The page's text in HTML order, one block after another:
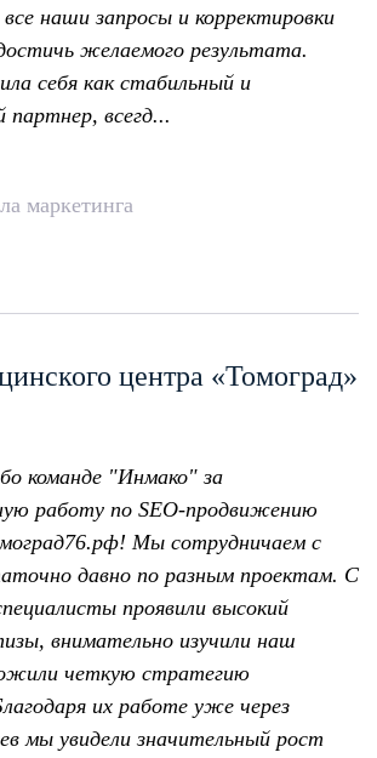
наши запросы и корректировки
желаемого результата.
себя как стабильный и
всегд...
маркетинга
центра «Томоград»
команде "Инмако" за
работу по SEO-продвижению
Мы сотрудничаем с
давно по разным проектам. С
проявили высокий
внимательно изучили наш
четкую стратегию
их работе уже через
мы увидели значительный рост